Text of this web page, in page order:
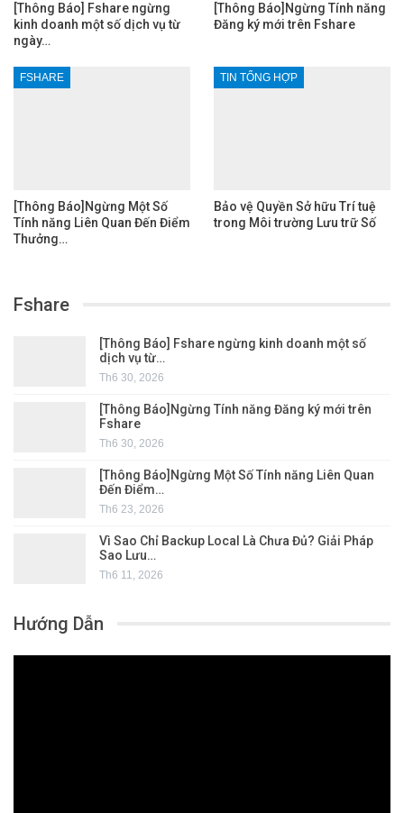
[Thông Báo] Fshare ngừng
kinh doanh một số dịch vụ từ
ngày…
[Thông Báo]Ngừng Tính năng
Đăng ký mới trên Fshare
FSHARE
[Thông Báo]Ngừng Một Số
Tính năng Liên Quan Đến Điểm
Thưởng…
TIN TỔNG HỢP
Bảo vệ Quyền Sở hữu Trí tuệ
trong Môi trường Lưu trữ Số
Fshare
[Thông Báo] Fshare ngừng kinh doanh một số
dịch vụ từ…
Th6 30, 2026
[Thông Báo]Ngừng Tính năng Đăng ký mới trên
Fshare
Th6 30, 2026
[Thông Báo]Ngừng Một Số Tính năng Liên Quan
Đến Điểm…
Th6 23, 2026
Vì Sao Chỉ Backup Local Là Chưa Đủ? Giải Pháp
Sao Lưu…
Th6 11, 2026
Hướng Dẫn